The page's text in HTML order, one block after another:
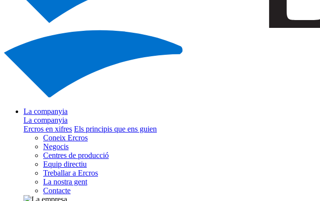
La companyia
La companyia
Ercros en xifres Els principis que ens guien
Coneix Ercros
Negocis
Centres de producció
Equip directiu
Treballar a Ercros
La nostra gent
Contacte